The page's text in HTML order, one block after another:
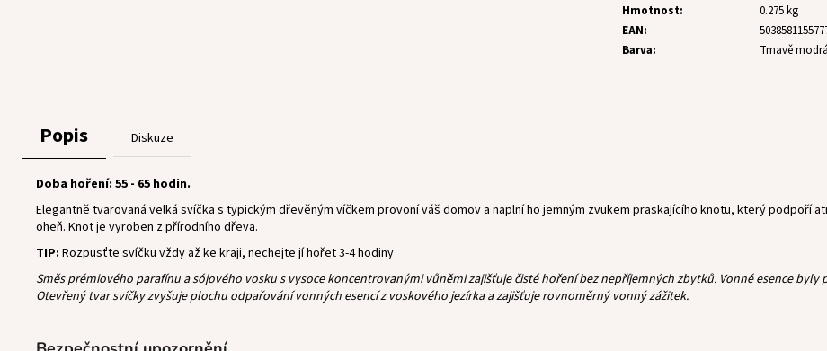
Hmotnost:
0.275 kg
EAN:
Barva: Tmavě modrá
Popis Diskuze
Doba hoření: 55 - 65 hodin.
Elegantně tvarovaná velká svíčka s typickým dřevěným víčkem provoní váš domov a naplní ho jemným zvukem praskajícího knotu, který podpoří
oheň. Knot je vyroben z přírodního dřeva.
TIP: Rozpusťte svíčku vždy až ke kraji, nechejte jí hořet 3-4 hodiny
Směs prémiového parafínu a sójového vosku s vysoce koncentrovanými vůněmi zajišťuje čisté hoření bez nepříjemných zbytků. Vonné esence
Otevřený tvar svíčky zvyšuje plochu odpařování vonných esencí z voskového jezírka a zajišťuje rovnoměrný vonný zážitek.